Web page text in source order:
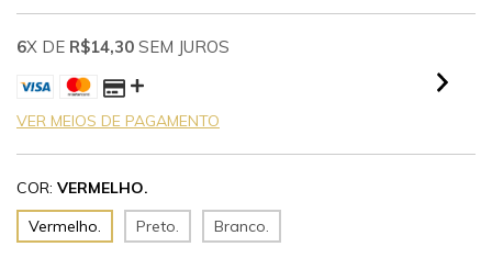
6X DE R$14,30 SEM JUROS
VER MEIOS DE PAGAMENTO
COR: VERMELHO.
Vermelho.
Preto. Branco.